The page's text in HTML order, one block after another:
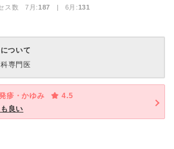
ス数 7月:187 | 6月:131
ついて
専門医
疹・かゆみ
4.5
良い